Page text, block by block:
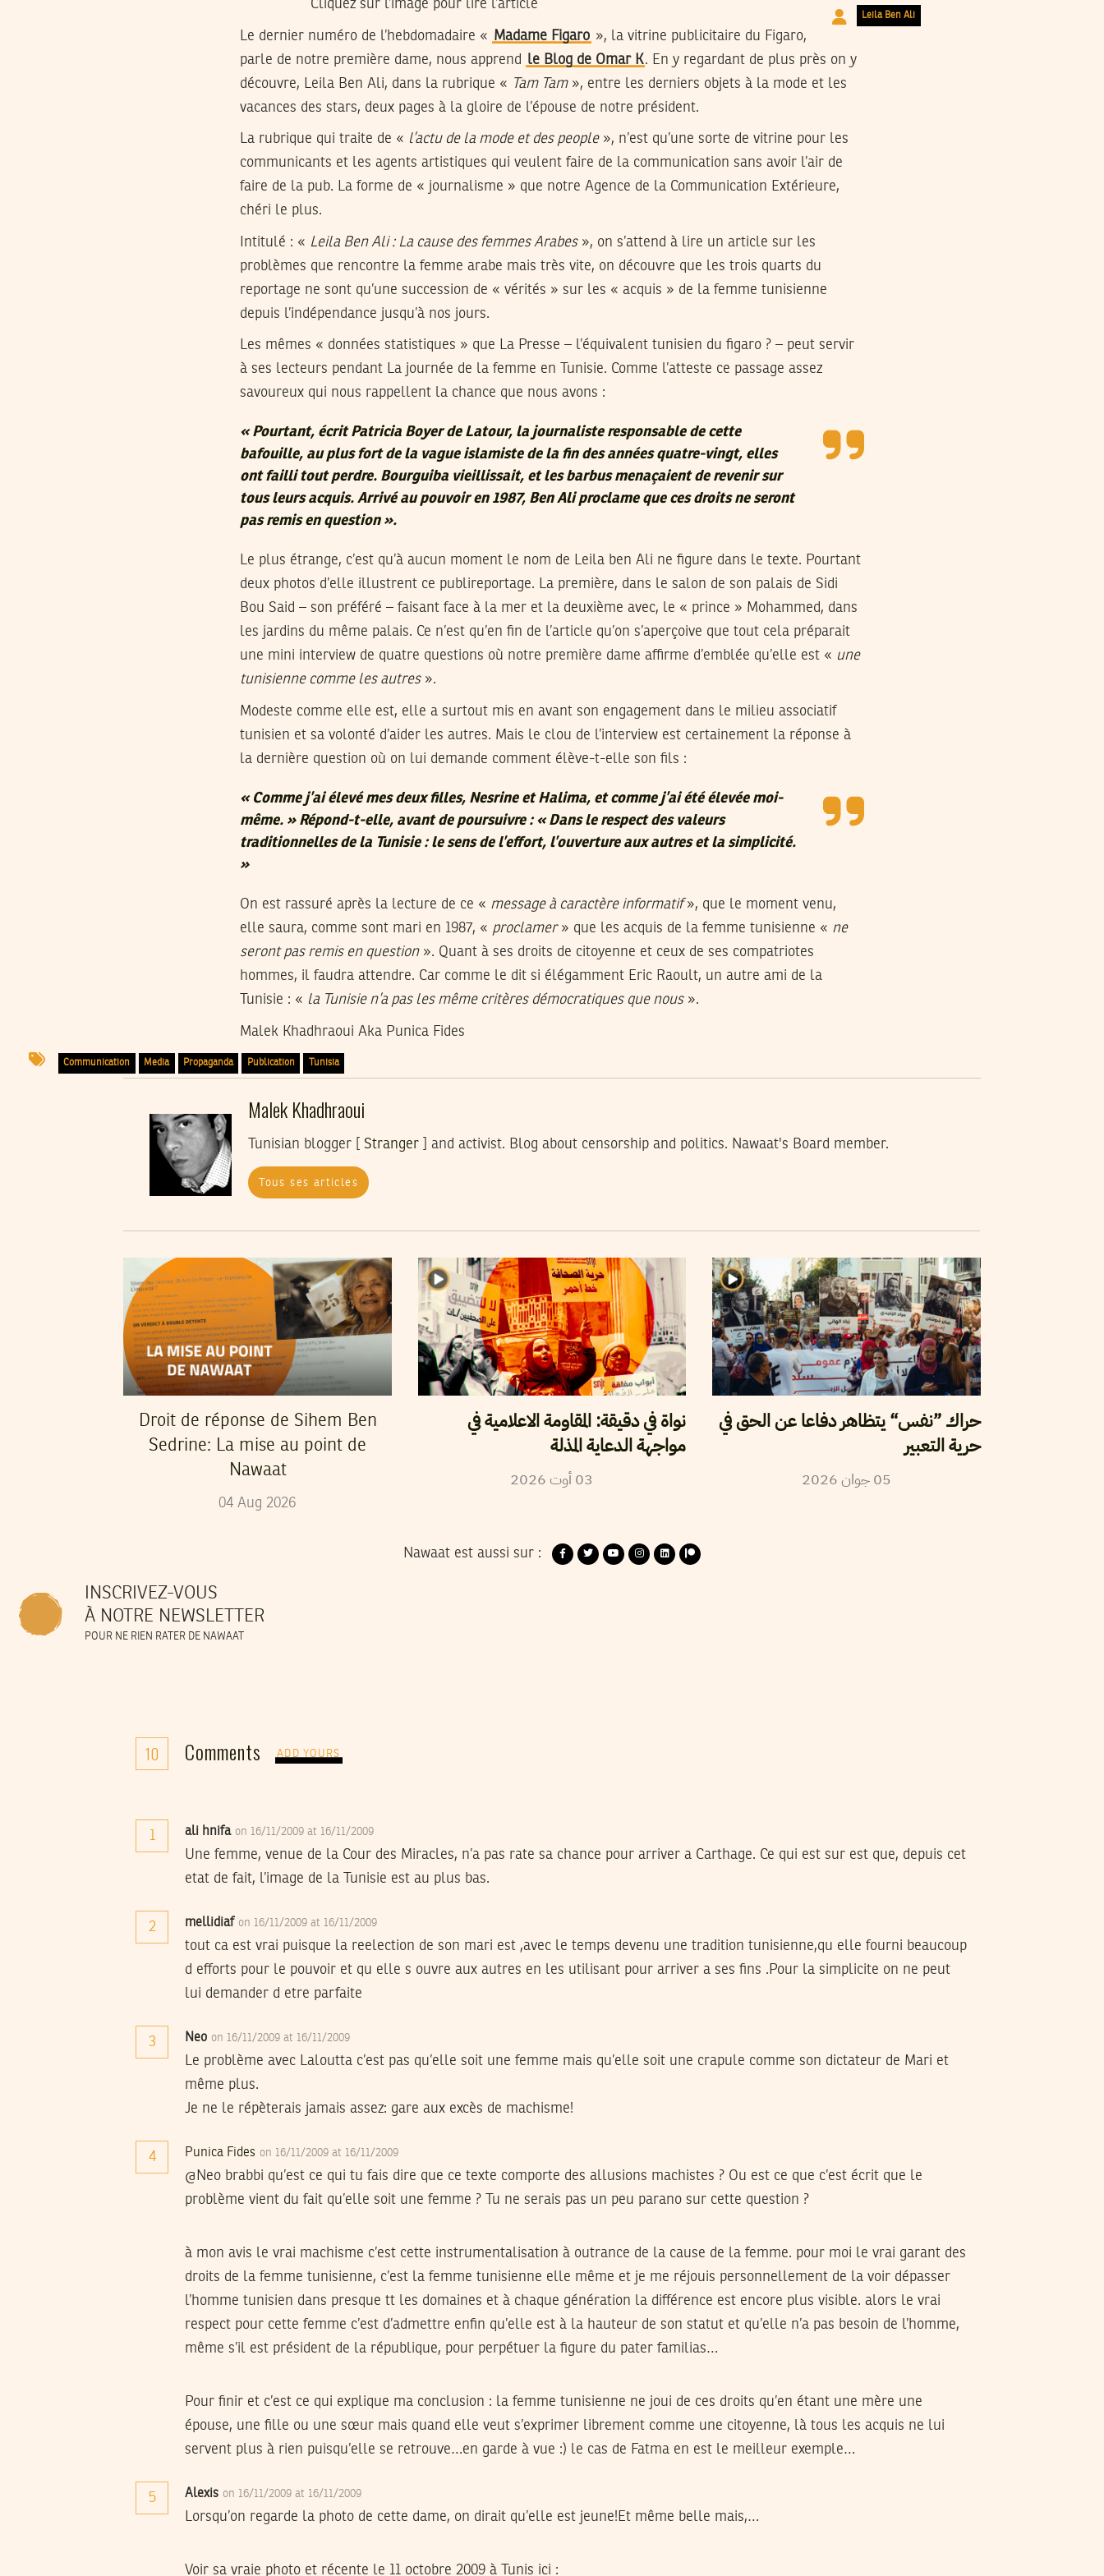
Leila Ben Ali
Cliquez sur l’image pour lire l’article
Le dernier numéro de l’hebdomadaire « Madame Figaro », la vitrine publicitaire du Figaro,
parle de notre première dame, nous apprend le Blog de Omar K. En y regardant de plus près on y
découvre, Leila Ben Ali, dans la rubrique « Tam Tam», entre les derniers objets à la mode et les
vacances des stars, deux pages à la gloire de l’épouse de notre président.
La rubrique qui traite de « l’actu de la mode et des people», n’est qu’une sorte de vitrine pour les
communicants et les agents artistiques qui veulent faire de la communication sans avoir l’air de
faire de la pub. La forme de « journalisme » que notre Agence de la Communication Extérieure,
chéri le plus.
Intitulé : « Leila Ben Ali : La cause des femmes Arabes», on s’attend à lire un article sur les
problèmes que rencontre la femme arabe mais très vite, on découvre que les trois quarts du
reportage ne sont qu’une succession de « vérités » sur les « acquis » de la femme tunisienne
depuis l’indépendance jusqu’à nos jours.
Les mêmes « données statistiques » que La Presse – l’équivalent tunisien du figaro ? – peut servir
à ses lecteurs pendant La journée de la femme en Tunisie. Comme l’atteste ce passage assez
savoureux qui nous rappellent la chance que nous avons :
«Pourtant, écrit Patricia Boyer de Latour, la journaliste responsable de cette
bafouille, au plus fort de la vague islamiste de la fin des années quatre-vingt, elles
ont failli tout perdre. Bourguiba vieillissait, et les barbus menaçaient de revenir sur
tous leurs acquis. Arrivé au pouvoir en 1987, Ben Ali proclame que ces droits ne seront
pas remis en question ».
Le plus étrange, c’est qu’à aucun moment le nom de Leila ben Ali ne figure dans le texte. Pourtant
deux photos d’elle illustrent ce publireportage. La première, dans le salon de son palais de Sidi
Bou Said – son préféré – faisant face à la mer et la deuxième avec, le « prince » Mohammed, dans
les jardins du même palais. Ce n’est qu’en fin de l’article qu’on s’aperçoive que tout cela préparait
une mini interview de quatre questions où notre première dame affirme d’emblée qu’elle est « une
tunisienne comme les autres».
Modeste comme elle est, elle a surtout mis en avant son engagement dans le milieu associatif
tunisien et sa volonté d’aider les autres. Mais le clou de l’interview est certainement la réponse à
la dernière question où on lui demande comment élève-t-elle son fils :
« Comme j’ai élevé mes deux filles, Nesrine et Halima, et comme j’ai été élevée moi-
même. » Répond-t-elle, avant de poursuivre : «Dans le respect des valeurs
traditionnelles de la Tunisie : le sens de l’effort, l’ouverture aux autres et la simplicité.
»
On est rassuré après la lecture de ce « message à caractère informatif», que le moment venu,
elle saura, comme sont mari en 1987, « proclamer» que les acquis de la femme tunisienne « ne
seront pas remis en question». Quant à ses droits de citoyenne et ceux de ses compatriotes
hommes, il faudra attendre. Car comme le dit si élégamment Eric Raoult, un autre ami de la
Tunisie : « la Tunisie n’a pas les même critères démocratiques que nous».
Malek Khadhraoui Aka Punica Fides
Communication Media Propaganda Publication Tunisia
Malek Khadhraoui
Tunisian blogger [ Stranger ] and activist. Blog about censorship and politics. Nawaat's Board member.
Tous ses articles
Droit de réponse de Sihem Ben
Sedrine: La mise au point de
Nawaat
04 Aug 2026
نواة في دقيقة: المقاومة الاعلامية في
مواجهة الدعاية المذلة
03أوت 2026
حراك ”نفس“ يتظاهر دفاعا عن الحق في
حرية التعبير
05جوان2026
Nawaat est aussi sur :
INSCRIVEZ-VOUS
À NOTRE NEWSLETTER
POUR NE RIEN RATER DE NAWAAT
10 Comments ADD YOURS
1 ali hnifa on 16/11/2009 at 16/11/2009
Une femme, venue de la Cour des Miracles, n’a pas rate sa chance pour arriver a Carthage. Ce qui est sur est que, depuis cet
etat de fait, l’image de la Tunisie est au plus bas.
2 mellidiaf on 16/11/2009 at 16/11/2009
tout ca est vrai puisque la reelection de son mari est ,avec le temps devenu une tradition tunisienne,qu elle fourni beaucoup
d efforts pour le pouvoir et qu elle s ouvre aux autres en les utilisant pour arriver a ses fins .Pour la simplicite on ne peut
lui demander d etre parfaite
3 Neo on 16/11/2009 at 16/11/2009
Le problème avec Laloutta c’est pas qu’elle soit une femme mais qu’elle soit une crapule comme son dictateur de Mari et
même plus.
Je ne le répèterais jamais assez: gare aux excès de machisme!
4 Punica Fides on 16/11/2009 at 16/11/2009
@Neo brabbi qu’est ce qui tu fais dire que ce texte comporte des allusions machistes ? Ou est ce que c’est écrit que le
problème vient du fait qu’elle soit une femme ? Tu ne serais pas un peu parano sur cette question ?
à mon avis le vrai machisme c’est cette instrumentalisation à outrance de la cause de la femme. pour moi le vrai garant des
droits de la femme tunisienne, c’est la femme tunisienne elle même et je me réjouis personnellement de la voir dépasser
l’homme tunisien dans presque tt les domaines et à chaque génération la différence est encore plus visible. alors le vrai
respect pour cette femme c’est d’admettre enfin qu’elle est à la hauteur de son statut et qu’elle n’a pas besoin de l’homme,
même s’il est président de la république, pour perpétuer la figure du pater familias…
Pour finir et c’est ce qui explique ma conclusion : la femme tunisienne ne joui de ces droits qu’en étant une mère une
épouse, une fille ou une sœur mais quand elle veut s’exprimer librement comme une citoyenne, là tous les acquis ne lui
servent plus à rien puisqu’elle se retrouve…en garde à vue :) le cas de Fatma en est le meilleur exemple…
5 Alexis on 16/11/2009 at 16/11/2009
Lorsqu’on regarde la photo de cette dame, on dirait qu’elle est jeune!Et même belle mais,…
Voir sa vraie photo et récente le 11 octobre 2009 à Tunis ici :